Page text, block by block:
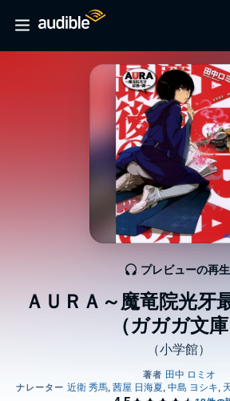
ＡＵＲＡ～魔竜院光牙
（ガガガ文庫
（小学館）
プレビューの再生